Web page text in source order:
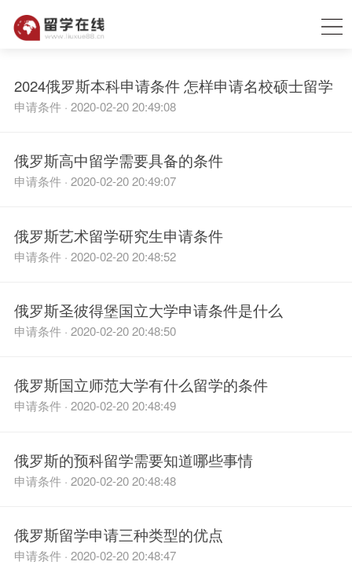
2024俄罗斯本科申请条件 怎样申请名校硕士留学
申请条件 · 2020-02-20 20:49:08
俄罗斯高中留学需要具备的条件
申请条件 · 2020-02-20 20:49:07
俄罗斯艺术留学研究生申请条件
申请条件 · 2020-02-20 20:48:52
俄罗斯圣彼得堡国立大学申请条件是什么
申请条件 · 2020-02-20 20:48:50
俄罗斯国立师范大学有什么留学的条件
申请条件 · 2020-02-20 20:48:49
俄罗斯的预科留学需要知道哪些事情
申请条件 · 2020-02-20 20:48:48
俄罗斯留学申请三种类型的优点
申请条件 · 2020-02-20 20:48:47